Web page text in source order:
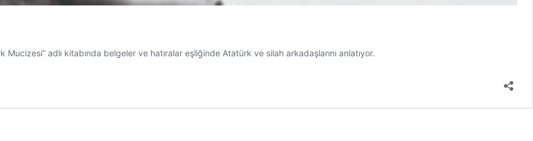
adlı kitabında belgeler ve hatıralar eşliğinde Atatürk ve silah arkadaşlarını anlatıyor.